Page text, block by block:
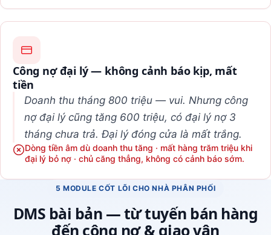
Công nợ đại lý — không cảnh báo kịp, mất
tiền
Doanh thu tháng 800 triệu — vui. Nhưng công
nợ đại lý cũng tăng 600 triệu, có đại lý nợ 3
tháng chưa trả. Đại lý đóng cửa là mất trắng.
Dòng tiền âm dù doanh thu tăng · mất hàng trăm triệu khi
đại lý bỏ nợ · chủ căng thẳng, không có cảnh báo sớm.
5 MODULE CỐT LÕI CHO NHÀ PHÂN PHỐI
DMS bài bản — từ tuyến bán hàng
đến công nợ & giao vận